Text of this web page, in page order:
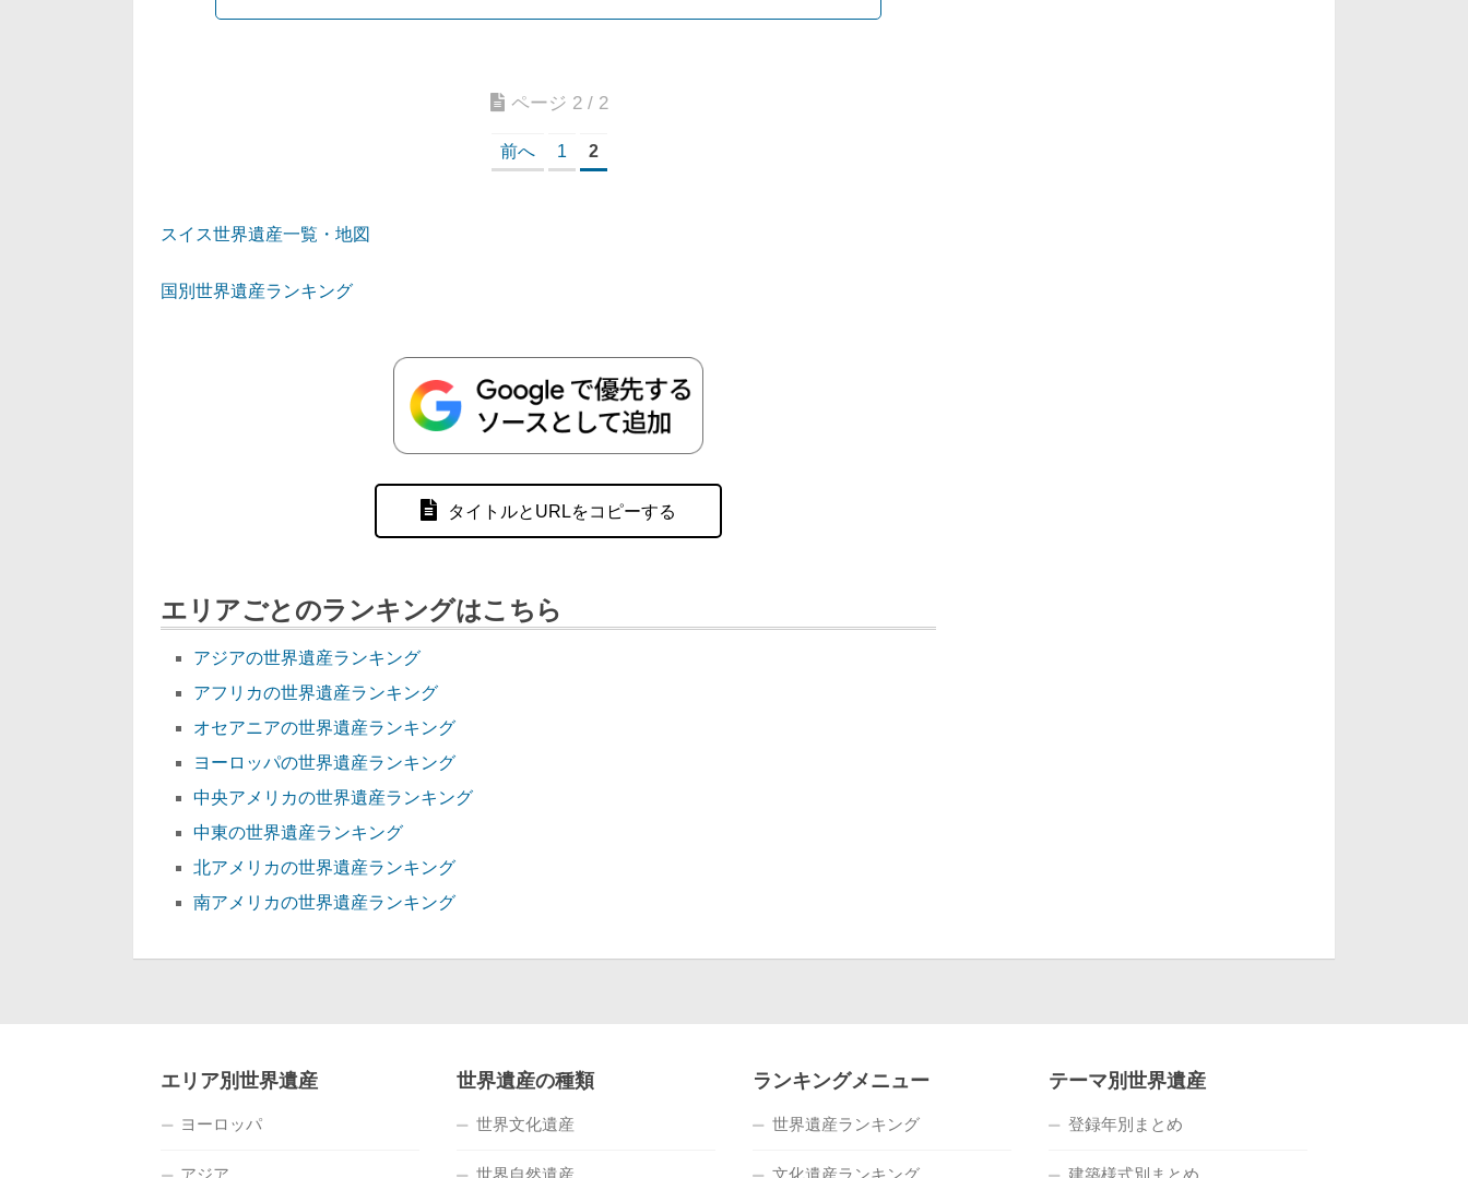
ページ 2 / 2
前へ 1 2
スイス世界遺産一覧・地図
国別世界遺産ランキング
タイトルとURLをコピーする
エリアごとのランキングはこちら
アジアの世界遺産ランキング
アフリカの世界遺産ランキング
オセアニアの世界遺産ランキング
ヨーロッパの世界遺産ランキング
中央アメリカの世界遺産ランキング
中東の世界遺産ランキング
北アメリカの世界遺産ランキング
南アメリカの世界遺産ランキング
エリア別世界遺産
ヨーロッパ
アジア
世界遺産の種類
世界文化遺産
世界自然遺産
ランキングメニュー
世界遺産ランキング
文化遺産ランキング
テーマ別世界遺産
登録年別まとめ
建築様式別まとめ